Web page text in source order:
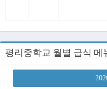
평리중학교 월별 급식 메